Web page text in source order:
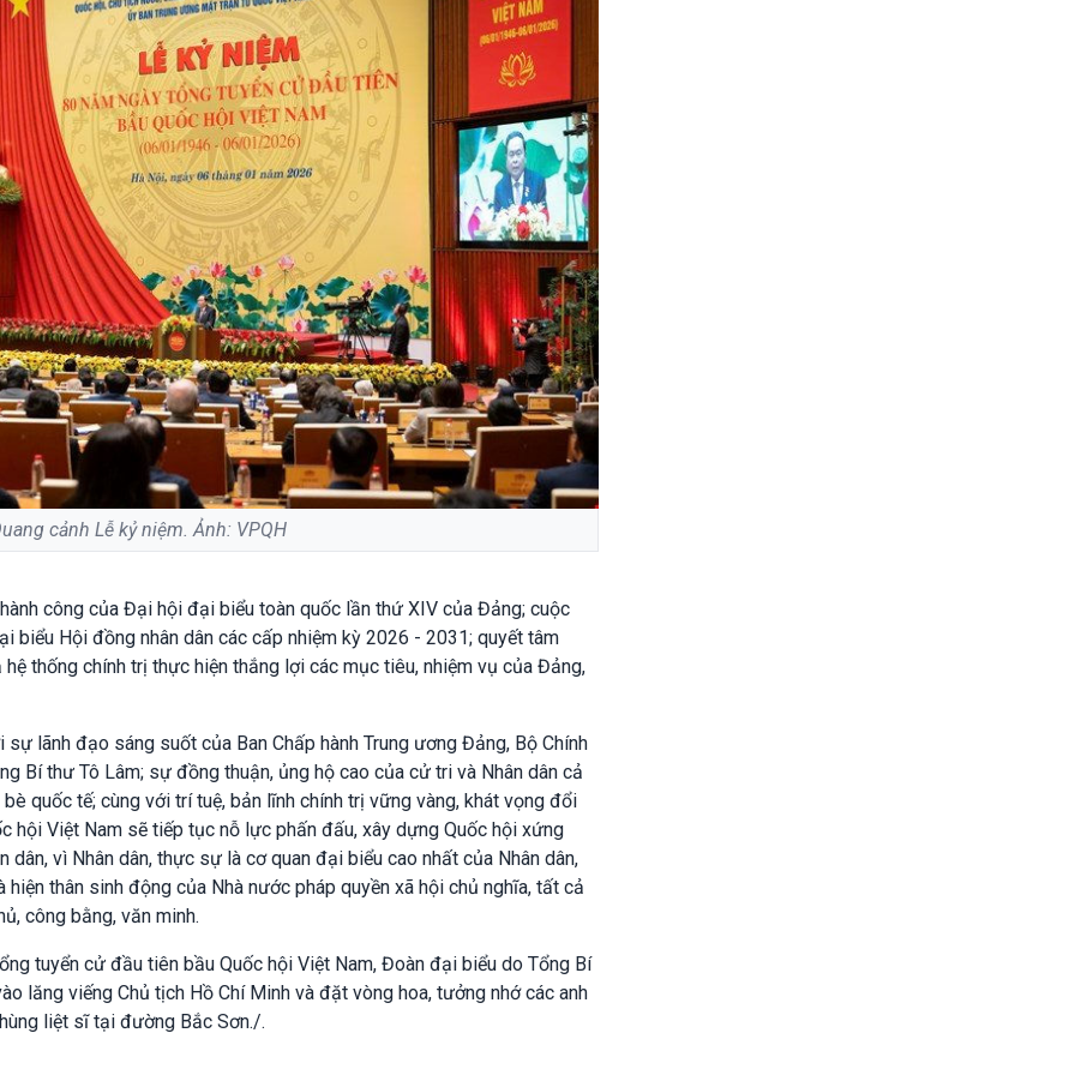
cảnh Lễ kỷ niệm. Ảnh: VPQH
công của Đại hội đại biểu toàn quốc lần thứ XIV của Đảng; cuộc
biểu Hội đồng nhân dân các cấp nhiệm kỳ 2026 - 2031; quyết tâm
hệ thống chính trị thực hiện thắng lợi các mục tiêu, nhiệm vụ của Đảng,
lãnh đạo sáng suốt của Ban Chấp hành Trung ương Đảng, Bộ Chính
Bí thư Tô Lâm; sự đồng thuận, ủng hộ cao của cử tri và Nhân dân cả
quốc tế; cùng với trí tuệ, bản lĩnh chính trị vững vàng, khát vọng đổi
hội Việt Nam sẽ tiếp tục nỗ lực phấn đấu, xây dựng Quốc hội xứng
dân, vì Nhân dân, thực sự là cơ quan đại biểu cao nhất của Nhân dân,
thân sinh động của Nhà nước pháp quyền xã hội chủ nghĩa, tất cả
công bằng, văn minh.
tuyển cử đầu tiên bầu Quốc hội Việt Nam, Đoàn đại biểu do Tổng Bí
lăng viếng Chủ tịch Hồ Chí Minh và đặt vòng hoa, tưởng nhớ các anh
liệt sĩ tại đường Bắc Sơn./.